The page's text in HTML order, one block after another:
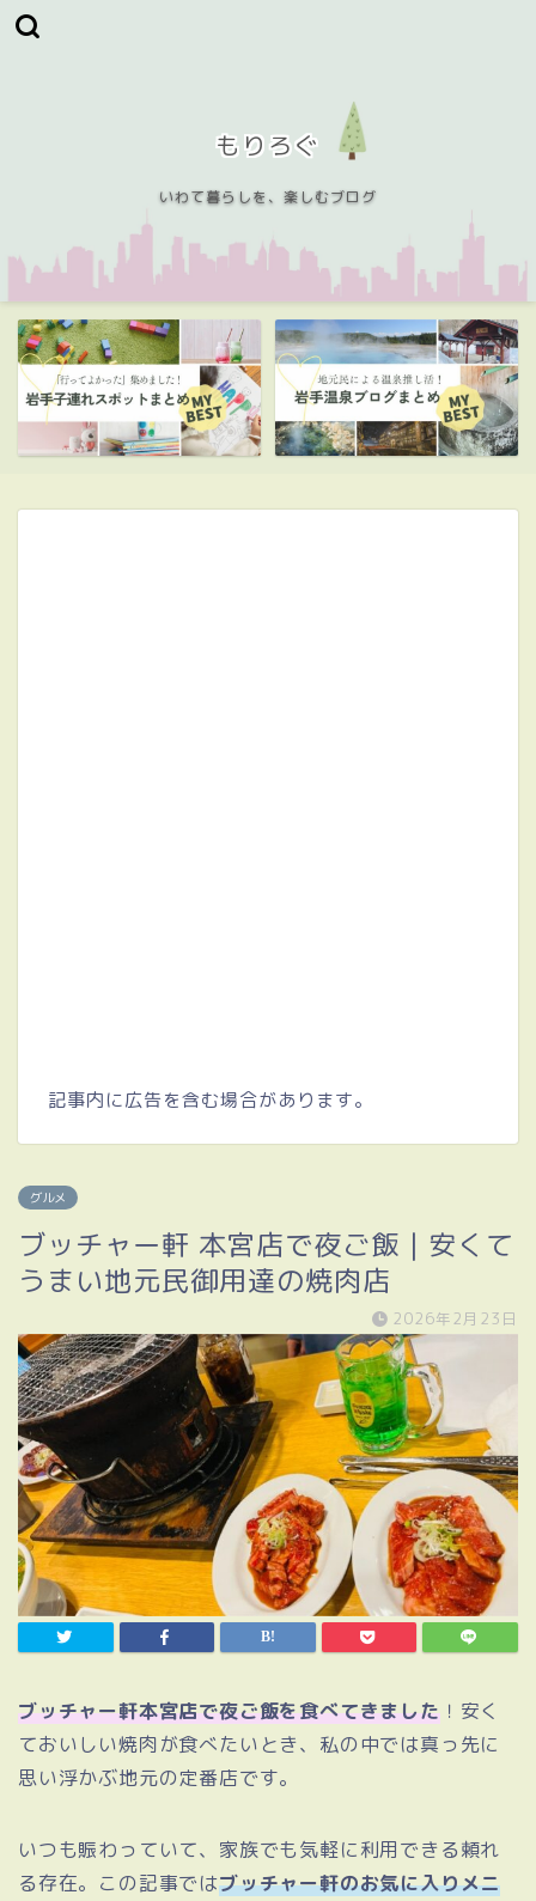
もりろぐ
いわて暮らしを、楽しむブログ
記事内に広告を含む場合があります。
グルメ
ブッチャー軒 本宮店で夜ご飯｜安くて
うまい地元民御用達の焼肉店
2026年2月23日
ブッチャー軒本宮店で夜ご飯を食べてきました！安く
ておいしい焼肉が食べたいとき、私の中では真っ先に
思い浮かぶ地元の定番店です。
いつも賑わっていて、家族でも気軽に利用できる頼れ
る存在。この記事ではブッチャー軒のお気に入りメニ